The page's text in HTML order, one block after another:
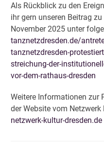
Als Rückblick zu den
ihr gern unseren Beitrag
November 2025 unter
tanznetzdresden.de/
tanznetzdresden-
streichung-der-
vor-dem-rathaus-dresden
Weitere Informationen zur
der Website vom
netzwerk-kultur-dresden.de